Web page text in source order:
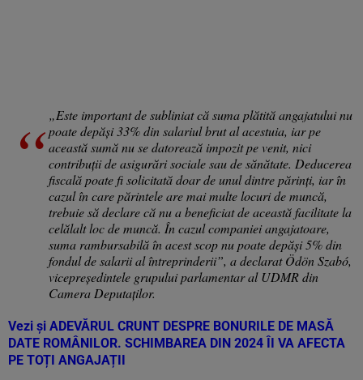
„Este important de subliniat că suma plătită angajatului nu
poate depăşi 33% din salariul brut al acestuia, iar pe
această sumă nu se datorează impozit pe venit, nici
contribuţii de asigurări sociale sau de sănătate. Deducerea
fiscală poate fi solicitată doar de unul dintre părinţi, iar în
cazul în care părintele are mai multe locuri de muncă,
trebuie să declare că nu a beneficiat de această facilitate la
celălalt loc de muncă. În cazul companiei angajatoare,
suma rambursabilă în acest scop nu poate depăşi 5% din
fondul de salarii al întreprinderii”, a declarat Ödön Szabó,
vicepreşedintele grupului parlamentar al UDMR din
Camera Deputaţilor.
Vezi și ADEVĂRUL CRUNT DESPRE BONURILE DE MASĂ
DATE ROMÂNILOR. SCHIMBAREA DIN 2024 ÎI VA AFECTA
PE TOȚI ANGAJAȚII